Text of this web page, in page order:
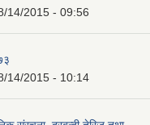
14/2015 - 09:56
14/2015 - 10:14